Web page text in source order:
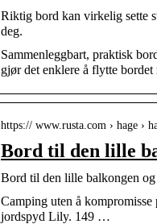
Riktig bord kan virkelig sette
deg.
Sammenleggbart, praktisk
gjør det enklere å flytte
https:// www.rusta.com › hage ›
Bord til den lille
Bord til den lille balkongen og
Camping uten å
jordspyd Lily. 149 …